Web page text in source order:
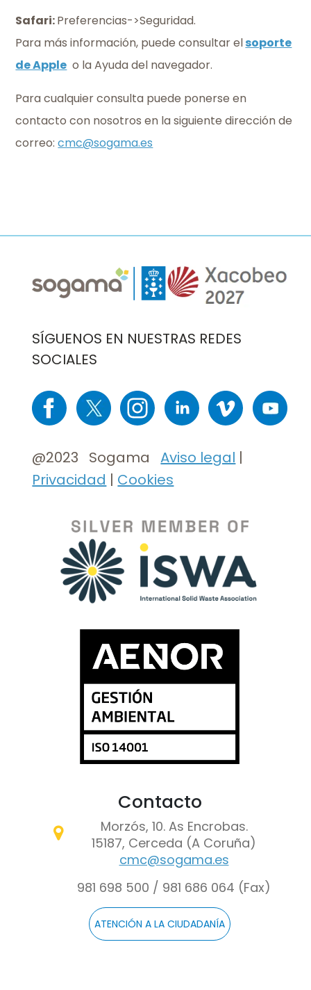
Safari:Preferencias->Seguridad.
Para más información, puede consultar elsoporte
de Apple o la Ayuda del navegador.
Para cualquier consulta puede ponerse en
contacto con nosotros en la siguiente dirección de
correo:cmc@sogama.es
Imaxe
SÍGUENOS EN NUESTRAS REDES
SOCIALES
Imaxe Imaxe Imaxe Imaxe Imaxe Imaxe
@2023 SogamaAviso legal |
Privacidad | Cookies
Contacto
Morzós, 10. As Encrobas.
15187, Cerceda (A Coruña)
cmc@sogama.es
981 698 500 / 981 686 064 (Fax)
ATENCIÓN A LA CIUDADANÍA